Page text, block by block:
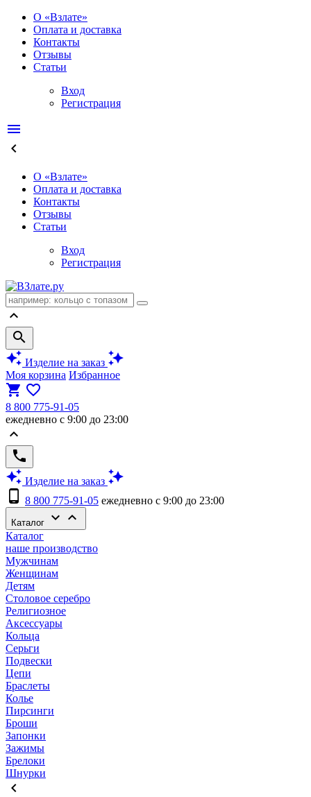
О «Взлате»
Оплата и доставка
Контакты
Отзывы
Статьи
Вход
Регистрация
menu
keyboard_arrow_left
О «Взлате»
Оплата и доставка
Контакты
Отзывы
Статьи
Вход
Регистрация
keyboard_arrow_up
search
auto_awesome Изделие на заказ auto_awesome
Моя корзина Избранное
shopping_cart favorite_border
8 800 775-91-05
ежедневно с 9:00 до 23:00
keyboard_arrow_up
phone
auto_awesome Изделие на заказ auto_awesome
phone_android 8 800 775-91-05 ежедневно с 9:00 до 23:00
Каталог keyboard_arrow_down keyboard_arrow_up
Каталог
наше производство
Мужчинам
Женщинам
Детям
Столовое серебро
Религиозное
Аксессуары
Кольца
Серьги
Подвески
Цепи
Браслеты
Колье
Пирсинги
Броши
Запонки
Зажимы
Брелоки
Шнурки
keyboard_arrow_left